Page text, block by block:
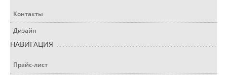
Контакты
Дизайн
НАВИГАЦИЯ
Прайс-лист